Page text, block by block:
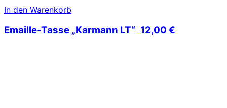
In den Warenkorb
Emaille-Tasse „Karmann LT“ 12,00 €